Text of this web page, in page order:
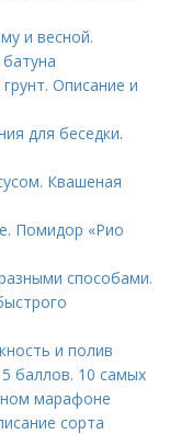
и весной.
Описание и
для беседки.
Квашеная
Помидор «Рио
способами.
и полив
баллов. 10 самых
марафоне
сорта